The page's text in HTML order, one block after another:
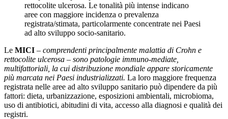
rettocolite ulcerosa. Le tonalità più intense indicano
aree con maggiore incidenza o prevalenza
registrata/stimata, particolarmente concentrate nei Paesi
ad alto sviluppo socio-sanitario.
Le MICI – comprendenti principalmente malattia di Crohn e
rettocolite ulcerosa – sono patologie immuno-mediate,
multifattoriali, la cui distribuzione mondiale appare storicamente
più marcata nei Paesi industrializzati. La loro maggiore frequenza
registrata nelle aree ad alto sviluppo sanitario può dipendere da più
fattori: dieta, urbanizzazione, esposizioni ambientali, microbioma,
uso di antibiotici, abitudini di vita, accesso alla diagnosi e qualità dei
registri.